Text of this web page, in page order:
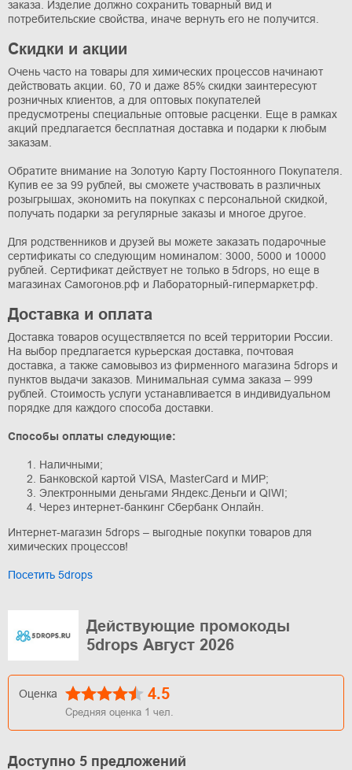
заказа. Изделие должно сохранить товарный вид и
потребительские свойства, иначе вернуть его не получится.
Скидки и акции
Очень часто на товары для химических процессов начинают
действовать акции. 60, 70 и даже 85% скидки заинтересуют
розничных клиентов, а для оптовых покупателей
предусмотрены специальные оптовые расценки. Еще в рамках
акций предлагается бесплатная доставка и подарки к любым
заказам.
Обратите внимание на Золотую Карту Постоянного Покупателя.
Купив ее за 99 рублей, вы сможете участвовать в различных
розыгрышах, экономить на покупках с персональной скидкой,
получать подарки за регулярные заказы и многое другое.
Для родственников и друзей вы можете заказать подарочные
сертификаты со следующим номиналом: 3000, 5000 и 10000
рублей. Сертификат действует не только в 5drops, но еще в
магазинах Самогонов.рф и Лабораторный-гипермаркет.рф.
Доставка и оплата
Доставка товаров осуществляется по всей территории России.
На выбор предлагается курьерская доставка, почтовая
доставка, а также самовывоз из фирменного магазина 5drops и
пунктов выдачи заказов. Минимальная сумма заказа – 999
рублей. Стоимость услуги устанавливается в индивидуальном
порядке для каждого способа доставки.
Способы оплаты следующие:
Наличными;
Банковской картой VISA, MasterCard и МИР;
Электронными деньгами Яндекс.Деньги и QIWI;
Через интернет-банкинг Сбербанк Онлайн.
Интернет-магазин 5drops – выгодные покупки товаров для
химических процессов!
Посетить 5drops
Действующие промокоды
5drops Август 2026
Оценка 4.5
Средняя оценка 1 чел.
Доступно 5 предложений